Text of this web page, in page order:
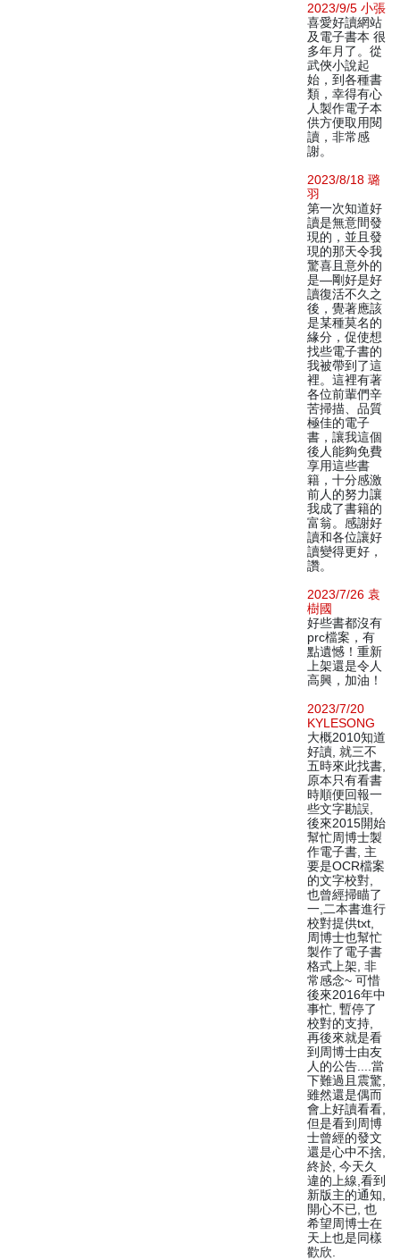
2023/9/5 小張
喜愛好讀網站
及電子書本 很
多年月了。從
武俠小說起
始，到各種書
類，幸得有心
人製作電子本
供方便取用閱
讀，非常感
謝。
2023/8/18 璐
羽
第一次知道好
讀是無意間發
現的，並且發
現的那天令我
驚喜且意外的
是—剛好是好
讀復活不久之
後，覺著應該
是某種莫名的
緣分，促使想
找些電子書的
我被帶到了這
裡。這裡有著
各位前輩們辛
苦掃描、品質
極佳的電子
書，讓我這個
後人能夠免費
享用這些書
籍，十分感激
前人的努力讓
我成了書籍的
富翁。感謝好
讀和各位讓好
讀變得更好，
讚。
2023/7/26 袁
樹國
好些書都沒有
prc檔案，有
點遺憾！重新
上架還是令人
高興，加油！
2023/7/20
KYLESONG
大概2010知道
好讀, 就三不
五時來此找書,
原本只有看書
時順便回報一
些文字勘誤,
後來2015開始
幫忙周博士製
作電子書, 主
要是OCR檔案
的文字校對,
也曾經掃瞄了
一,二本書進行
校對提供txt,
周博士也幫忙
製作了電子書
格式上架, 非
常感念~ 可惜
後來2016年中
事忙, 暫停了
校對的支持,
再後來就是看
到周博士由友
人的公告....當
下難過且震驚,
雖然還是偶而
會上好讀看看,
但是看到周博
士曾經的發文
還是心中不捨,
終於, 今天久
違的上線,看到
新版主的通知,
開心不已, 也
希望周博士在
天上也是同樣
歡欣.